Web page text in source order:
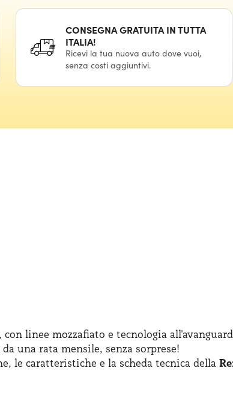
CONSEGNA GRATUITA IN TUTTA
ITALIA!
Ricevi la tua nuova auto dove vuoi,
senza costi aggiuntivi.
con linee mozzafiato e tecnologia
da una rata mensile, senza sorprese!
, le caratteristiche e la scheda tecnica della